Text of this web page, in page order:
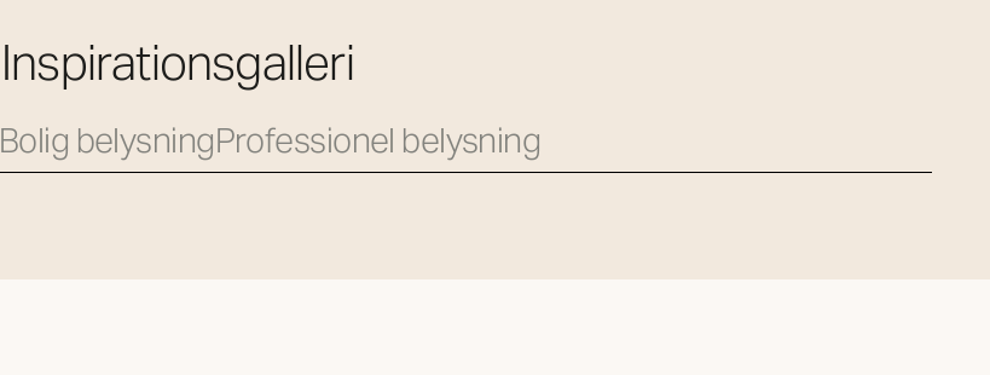
Inspirationsgalleri
Bolig belysningProfessionel belysning